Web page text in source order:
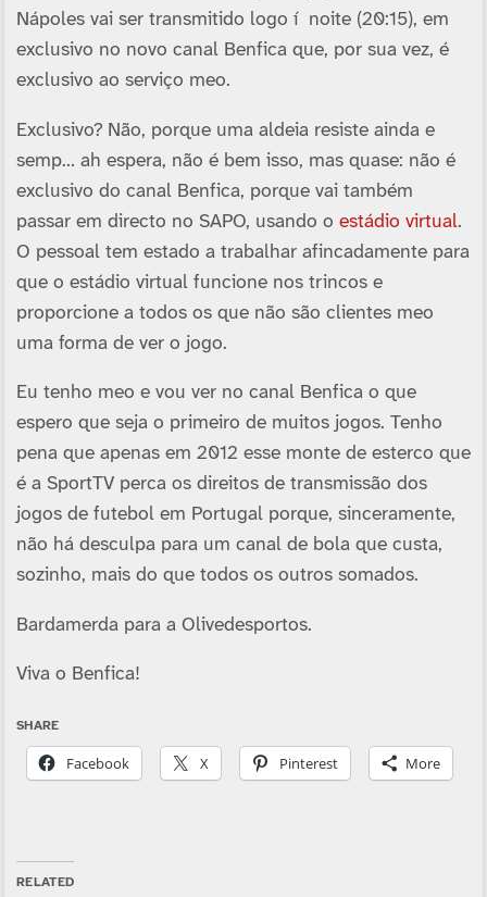
Nápoles vai ser transmitido logo í noite (20:15), em
exclusivo no novo canal Benfica que, por sua vez, é
exclusivo ao serviço meo.
Exclusivo? Não, porque uma aldeia resiste ainda e
semp… ah espera, não é bem isso, mas quase: não é
exclusivo do canal Benfica, porque vai também
passar em directo no SAPO, usando o estádio virtual.
O pessoal tem estado a trabalhar afincadamente para
que o estádio virtual funcione nos trincos e
proporcione a todos os que não são clientes meo
uma forma de ver o jogo.
Eu tenho meo e vou ver no canal Benfica o que
espero que seja o primeiro de muitos jogos. Tenho
pena que apenas em 2012 esse monte de esterco que
é a SportTV perca os direitos de transmissão dos
jogos de futebol em Portugal porque, sinceramente,
não há desculpa para um canal de bola que custa,
sozinho, mais do que todos os outros somados.
Bardamerda para a Olivedesportos.
Viva o Benfica!
SHARE
Facebook X Pinterest More
RELATED